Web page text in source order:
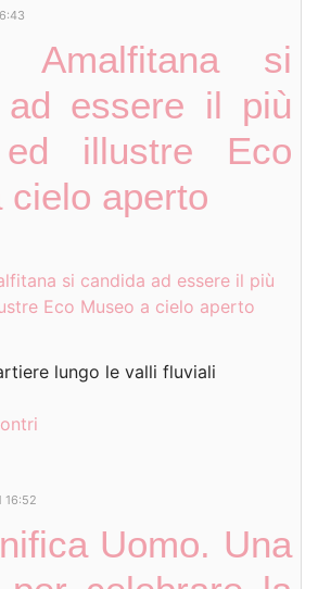
Amalfitana si
ad essere il più
illustre Eco
cielo aperto
lungo le valli fluviali
16:52
Uomo. Una